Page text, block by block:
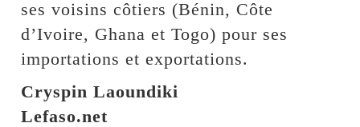
ses voisins côtiers (Bénin, Côte
d’Ivoire, Ghana et Togo) pour ses
importations et exportations.
Cryspin Laoundiki
Lefaso.net